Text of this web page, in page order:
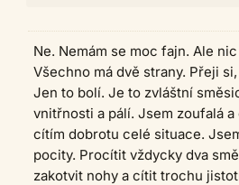
Ne. Nemám se moc fajn. Ale
Všechno má dvě strany. Přeji
Jen to bolí. Je to zvláštní
vnitřnosti a pálí. Jsem zoufalá
cítím dobrotu celé situace.
pocity. Procítit vždycky dva
zakotvit nohy a cítit trochu